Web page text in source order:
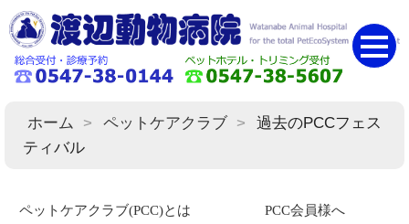
ホーム ペットケアクラブ
過去のPCCフェス
ティバル
ペットケアクラブ(PCC)とは
PCC会員様へ